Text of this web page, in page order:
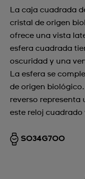
La caja cuadrada
cristal de origen
ofrece una vista
esfera cuadrada
oscuridad y una
La esfera se
de origen
reverso representa
este reloj cuadrado
SO34G700